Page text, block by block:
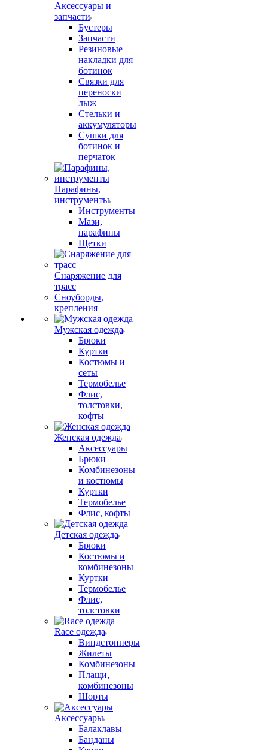
Аксессуары и
запчасти
Бустеры
Запчасти
Резиновые
накладки для
ботинок
Связки для
переноски
лыж
Стельки и
аккумуляторы
Сушки для
ботинок и
перчаток
Парафины,
инструменты
Инструменты
Мази,
парафины
Щетки
Снаряжение для
трасс
Сноуборды,
крепления
Мужская одежда
Брюки
Куртки
Костюмы и
сеты
Термобелье
Флис,
толстовки,
кофты
Женская одежда
Аксессуары
Брюки
Комбинезоны
и костюмы
Куртки
Термобелье
Флис, кофты
Детская одежда
Брюки
Костюмы и
комбинезоны
Куртки
Термобелье
Флис,
толстовки
Race одежда
Виндстопперы
Жилеты
Комбинезоны
Плащи,
комбинезоны
Шорты
Аксессуары
Балаклавы
Банданы